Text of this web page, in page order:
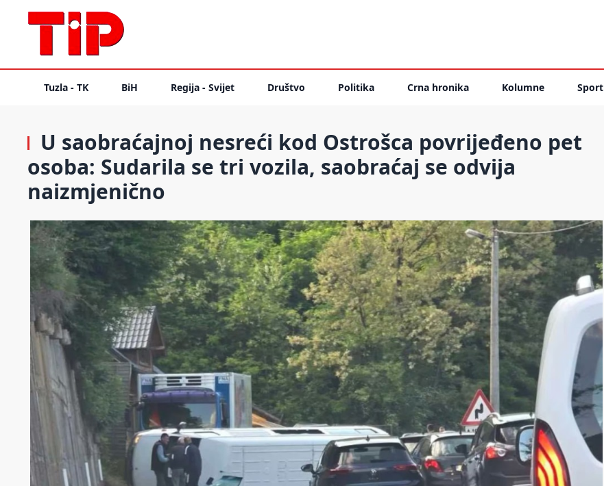
Tuzla - TK BiH Regija - Svijet Društvo Politika Crna hronika Kolumne Sport
U saobraćajnoj nesreći kod Ostrošca povrijeđeno pet
osoba: Sudarila se tri vozila, saobraćaj se odvija
naizmjenično